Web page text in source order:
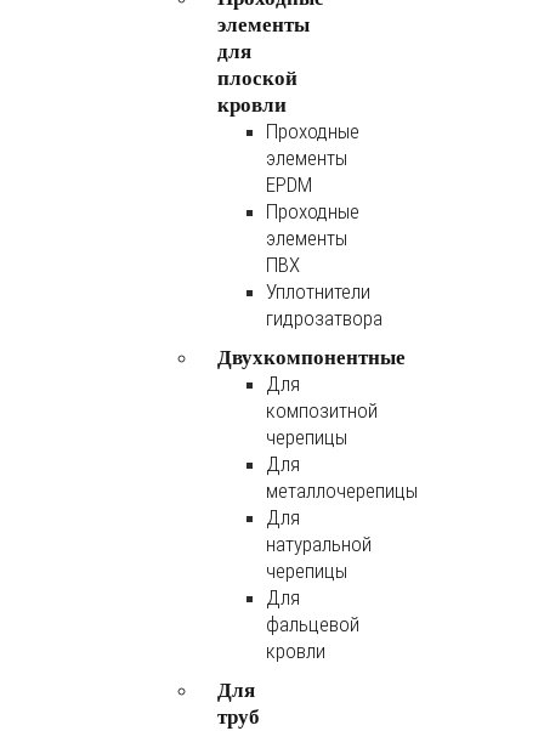
элементы
для
плоской
кровли
Проходные
элементы
EPDM
Проходные
элементы
ПВХ
Уплотнители
гидрозатвора
Двухкомпонентные
Для
композитной
черепицы
Для
металлочерепицы
Для
натуральной
черепицы
Для
фальцевой
кровли
Для
труб